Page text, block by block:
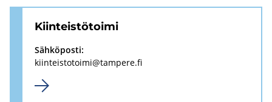
Kiin­teis­tö­toi­mi
Säh­kö­pos­ti:
kiin­teis­to­toi­mi@tam­pe­re.fi